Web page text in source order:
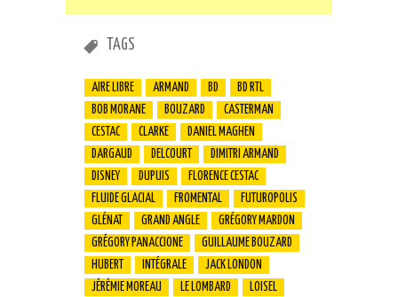
TAGS
AIRE LIBRE ARMAND BD
BD RTL
BOB MORANE
BOUZARD
CASTERMAN
CESTAC
CLARKE
DANIEL MAGHEN
DARGAUD
DELCOURT
DIMITRI ARMAND
DISNEY
DUPUIS
FLORENCE CESTAC
FLUIDE GLACIAL
FROMENTAL
FUTUROPOLIS
GLÉNAT
GRAND ANGLE
GRÉGORY MARDON
GRÉGORY PANACCIONE
GUILLAUME BOUZARD
HUBERT
INTÉGRALE
JACK LONDON
JÉRÉMIE MOREAU
LE LOMBARD LOISEL